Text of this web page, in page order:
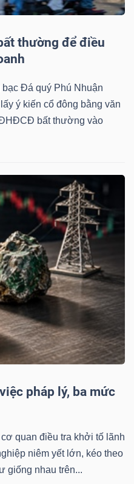
thường để điều
Đá quý Phú Nhuận
ý kiến cổ đông bằng văn
bất thường vào
pháp lý, ba mức
quan điều tra khởi tố lãnh
niêm yết lớn, kéo theo
giống nhau trên...